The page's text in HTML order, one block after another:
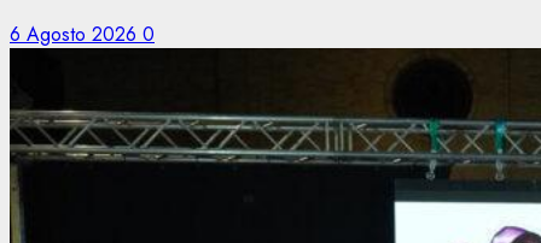
6 Agosto 2026 0